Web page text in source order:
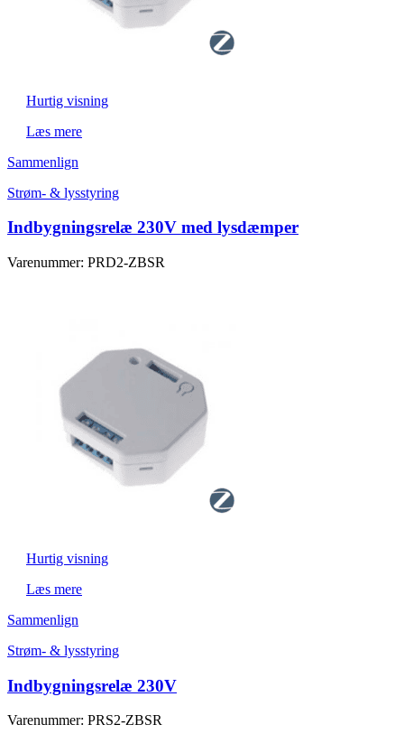
Hurtig visning
Læs mere
Sammenlign
Strøm- & lysstyring
Indbygningsrelæ 230V med lysdæmper
Varenummer: PRD2-ZBSR
Hurtig visning
Læs mere
Sammenlign
Strøm- & lysstyring
Indbygningsrelæ 230V
Varenummer: PRS2-ZBSR